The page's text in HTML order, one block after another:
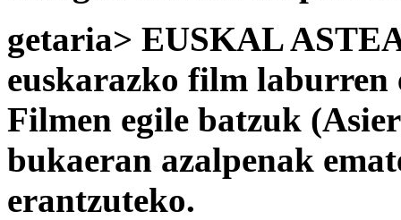
getaria> EUSKAL
euskarazko film
Filmen egile batzuk
bukaeran azalpenak
erantzuteko.